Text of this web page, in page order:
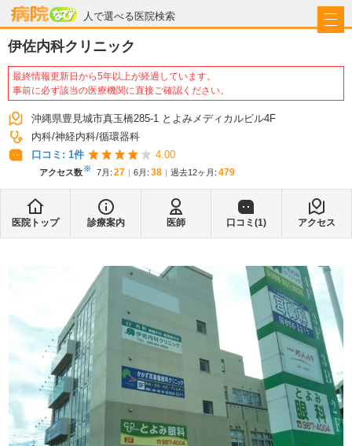
人で選べる医院検索
病院なび
伊佐内科クリニック
最終情報更新日から5年以上が経過しています。
事前に必ず該当の医療機関に直接ご確認ください。
沖縄県豊見城市真玉橋285-1 とよみメディカルビル4F
内科 神経内科 循環器科
口コミ: 1件 4.00
アクセス数※ 7月 : 27 6月 : 38 過去12ヶ月: 479
医院トップ 診療案内 医師 口コミ(1) アクセス